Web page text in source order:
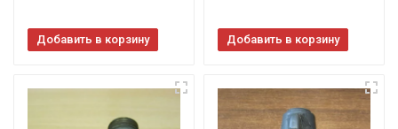
Добавить в корзину Добавить в корзину